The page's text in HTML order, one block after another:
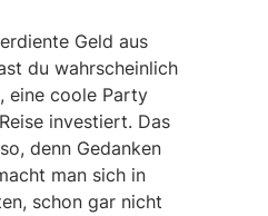
Geld aus
du wahrscheinlich
eine coole Party
investiert. Das
denn Gedanken
man sich in
schon gar nicht